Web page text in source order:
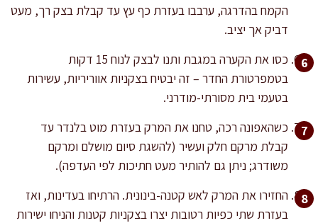
הקמח בהדרגה, ערבבו בעזרת כף עץ עד קבלת בצק רך, מעט
דביק אך יציב.
כסו את הקערה במגבת ותנו לבצק לנוח 15 דקות
בטמפרטורת החדר – זה יבטיח בצקניות אווריריות, עשירות
בטעמי בית מסורתי-מודרני.
כשהאפונה רכה, טחנו את המרק בעזרת מוט בלנדר עד
קבלת מרקם חלק ועשיר (להשגת סיום מושלם ומרקם
משודרג; ניתן גם להותיר מעט חתיכות לפי העדפה).
החזירו את המרק לאש קטנה-בינונית. הרתיחו בעדינות, ואז
בעזרת שתי כפיות רטובות יצרו בצקניות קטנות והניחו ישירות